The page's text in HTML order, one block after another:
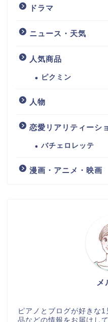
ドラマ
ニュース・天気
人気商品
ピクミン
人物
恋愛リアリティーシ
バチェロレッテ
漫画・アニメ・映画
メ
ピアノとブログが好きな
品などの情報をお届けし